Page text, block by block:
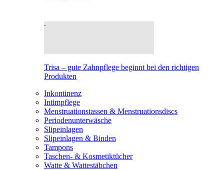
Trisa – gute Zahnpflege beginnt bei den richtigen
Produkten
Inkontinenz
Intimpflege
Menstruationstassen & Menstruationsdiscs
Periodenunterwäsche
Slipeinlagen
Slipeinlagen & Binden
Tampons
Taschen- & Kosmetiktücher
Watte & Wattestäbchen